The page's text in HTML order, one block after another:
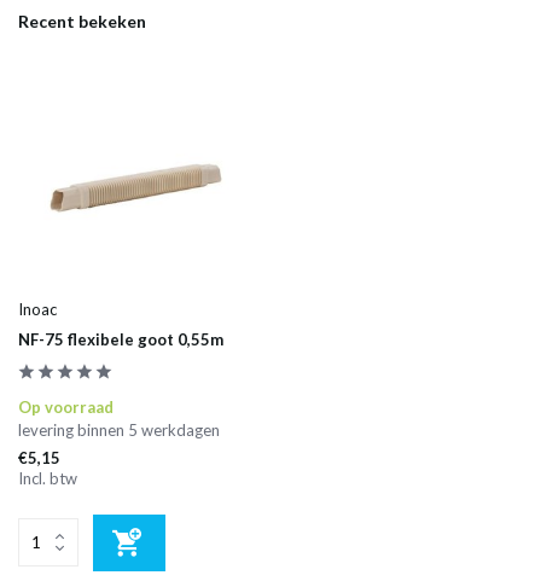
Recent bekeken
Inoac
NF-75 flexibele goot 0,55m
Op voorraad
levering binnen 5 werkdagen
€5,15
Incl. btw